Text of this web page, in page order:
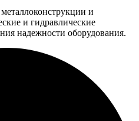
и
и гидравлические
надежности оборудования.